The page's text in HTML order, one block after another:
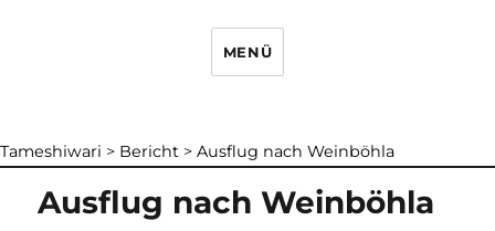
MENÜ
Tameshiwari > Bericht > Ausflug nach Weinböhla
Ausflug nach Weinböhla